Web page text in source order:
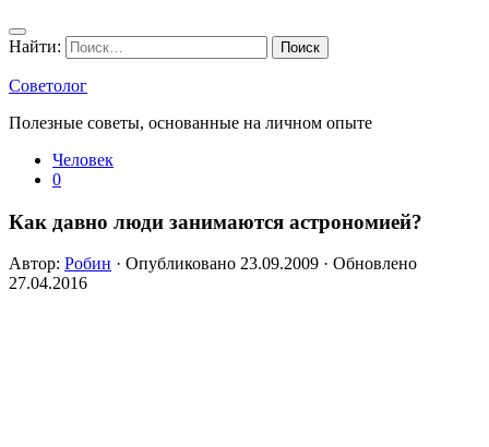
Найти:
Советолог
Полезные советы, основанные на личном опыте
Человек
0
Как давно люди занимаются астрономией?
Автор: Робин · Опубликовано 23.09.2009 · Обновлено
27.04.2016